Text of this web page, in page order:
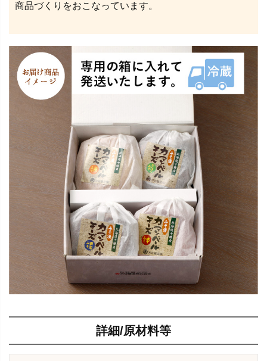
商品づくりをおこなっています。
詳細/原材料等